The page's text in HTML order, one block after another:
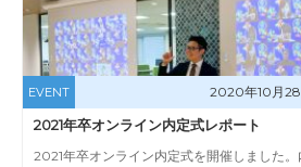
EVENT 2020年10月28
2021年卒オンライン内定式レポート
2021年卒オンライン内定式を開催しました。